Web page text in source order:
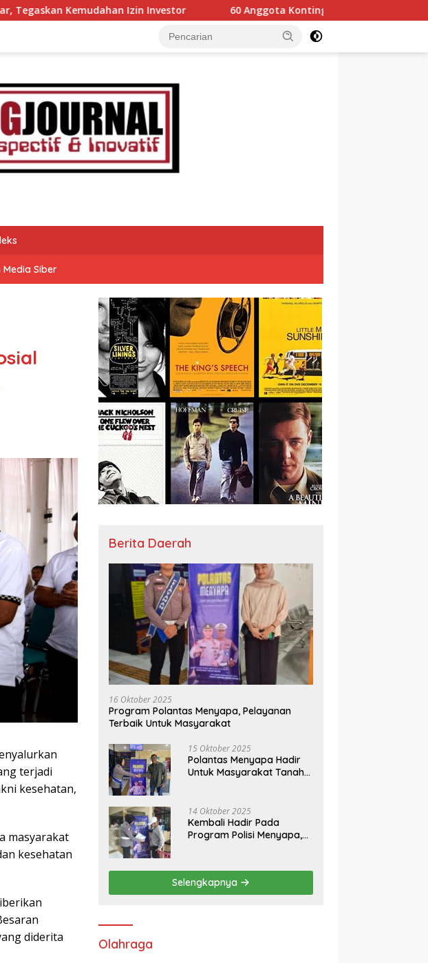
Investor 60 Anggota Kontingen Kwarcab 0304 Gerakan Pramuka Tanah
Siber
terjadi
kesehatan,
masyarakat
kesehatan
diderita
Berita Daerah
16 Oktober 2025
Program Polantas Menyapa, Pelayanan
Terbaik Untuk Masyarakat
15 Oktober 2025
Polantas Menyapa Hadir
Untuk Masyarakat Tanah
14 Oktober 2025
Kembali Hadir Pada
Program Polisi Menyapa,
Selengkapnya
Olahraga